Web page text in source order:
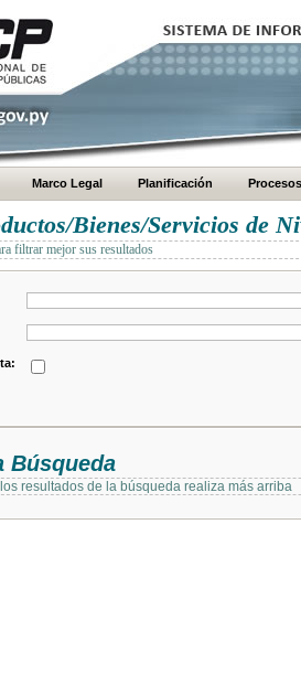
Marco Legal Planificación Procesos
Bienes/Servicios de
filtrar mejor sus resultados
Búsqueda
resultados de la búsqueda realiza más arriba